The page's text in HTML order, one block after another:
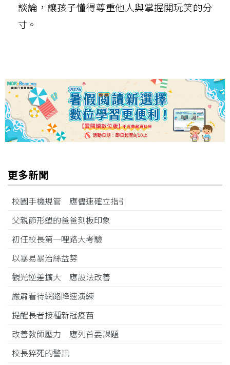
談論，讓孩子懂得尊重他人與掌握開玩笑的分
寸。
更多新聞
校園手機規管 應儘速確立指引
父親節形塑的爸爸刻板印象
初任校長第一哩路大考驗
以暴易暴治絲益棼
觀光逆差擴大 應設法改善
嚴肅看待網路降速演練
提醒長者接種新冠疫苗
改善教師壓力 應列首要課題
校長猝死的警訊